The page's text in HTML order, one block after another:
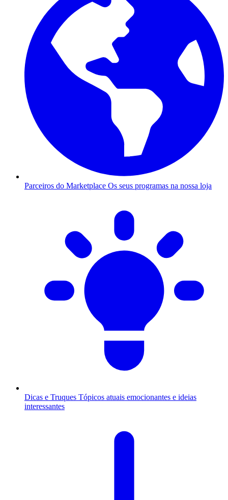
Parceiros do Marketplace Os seus programas na nossa loja
Dicas e Truques Tópicos atuais emocionantes e ideias
interessantes